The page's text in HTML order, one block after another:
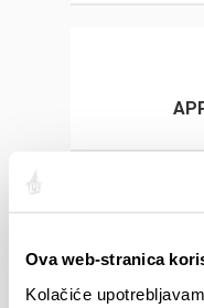
Ova web-stranica
Kolačiće